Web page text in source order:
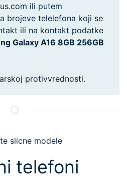
ili putem
brojeve telelefona koji se
ili na kontakt podatke
Galaxy A16 8GB 256GB
protivvrednosti.
slicne modele
telefoni